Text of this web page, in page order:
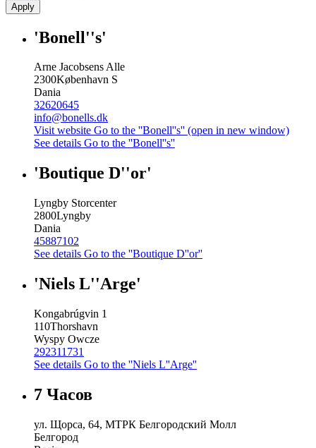
Apply
'Bonell''s'
Arne Jacobsens Alle
2300København S
Dania
32620645
info@bonells.dk
Visit website Go to the ''Bonell''s'' (open in new window)
See details Go to the ''Bonell''s''
'Boutique D''or'
Lyngby Storcenter
2800Lyngby
Dania
45887102
See details Go to the ''Boutique D''or''
'Niels L''Arge'
Kongabrúgvin 1
110Thorshavn
Wyspy Owcze
292311731
See details Go to the ''Niels L''Arge''
7 Часов
ул. Щорса, 64, МТРК Белгородский Молл
Белгород